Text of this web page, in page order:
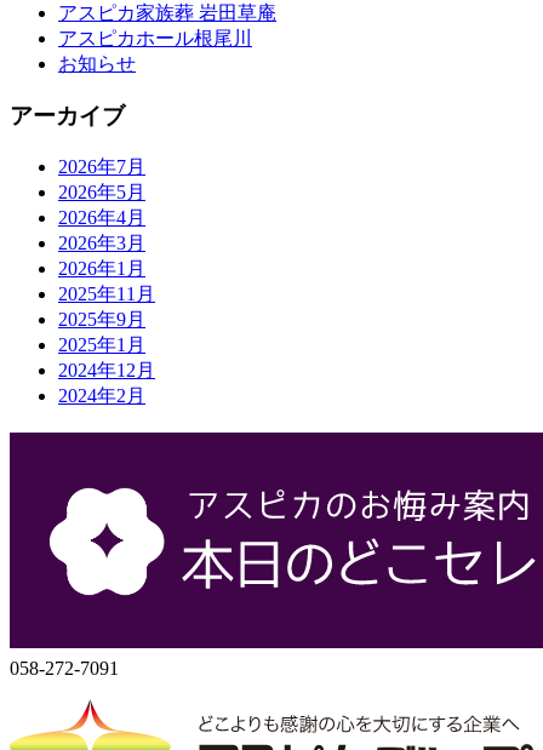
アスピカ家族葬 岩田草庵
アスピカホール根尾川
お知らせ
アーカイブ
2026年7月
2026年5月
2026年4月
2026年3月
2026年1月
2025年11月
2025年9月
2025年1月
2024年12月
2024年2月
株式会社アスピカ
500-8357
岐阜県岐阜市六条大溝1丁目2‐3
058-272-7091